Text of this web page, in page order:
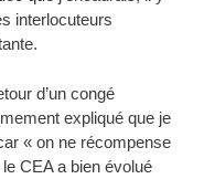
interlocuteurs
d’un congé
expliqué que je
« on ne récompense
CEA a bien évolué